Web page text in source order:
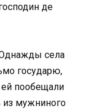
де
Однажды села
государю,
ей пообещали
из мужниного